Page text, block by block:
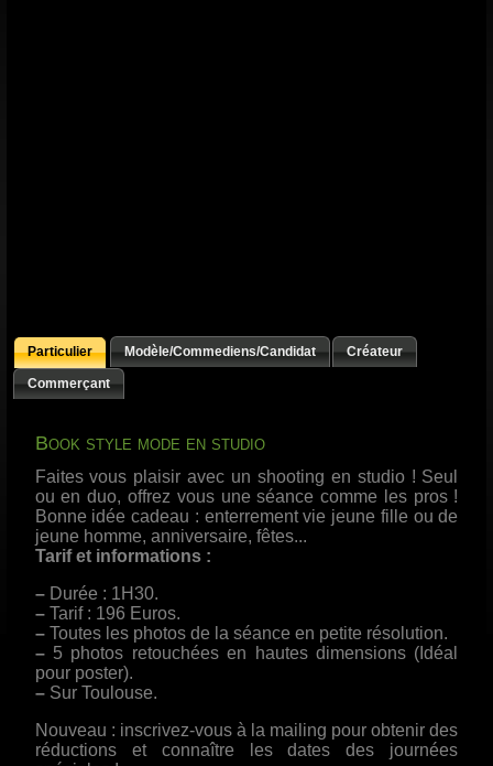
Particulier Modèle/Commediens/Candidat Créateur
Commerçant
Book style mode en studio
Faites vous plaisir avec un shooting en studio ! Seul
ou en duo, offrez vous une séance comme les pros !
Bonne idée cadeau : enterrement vie jeune fille ou de
jeune homme, anniversaire, fêtes...
Tarif et informations :
–Durée : 1H30.
–Tarif : 196 Euros.
–Toutes les photos de la séance en petite résolution.
–5 photos retouchées en hautes dimensions (Idéal
pour poster).
–Sur Toulouse.
Nouveau : inscrivez-vous à la mailing pour obtenir des
réductions et connaître les dates des journées